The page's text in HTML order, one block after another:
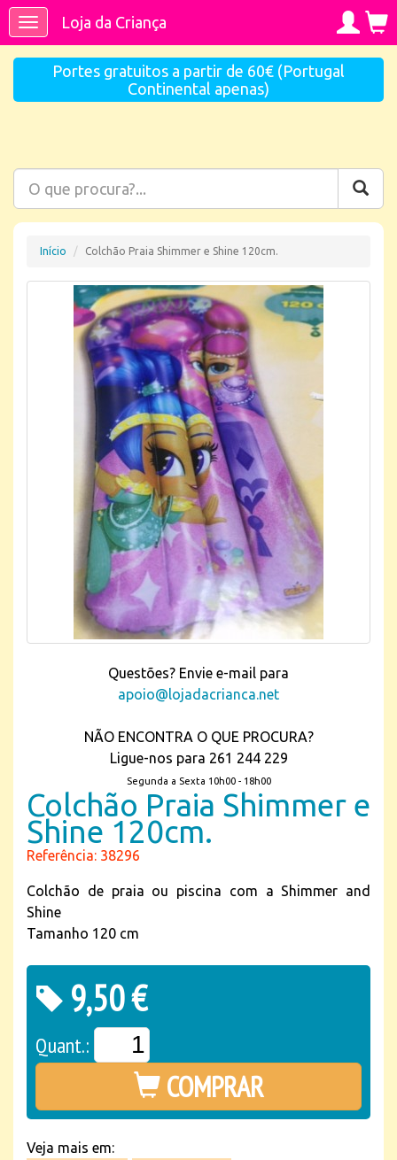
ToggleLoja da Criança
Portes gratuitos a partir de 60€ (Portugal
Continental apenas)
Início Colchão Praia Shimmer e Shine 120cm.
Questões? Envie e-mail para
apoio@lojadacrianca.net
NÃO ENCONTRA O QUE PROCURA?
Ligue-nos para 261 244 229
Segunda a Sexta 10h00 - 18h00
Colchão Praia Shimmer e
Shine 120cm.
Referência: 38296
Colchão de praia ou piscina com a Shimmer and
Shine
Tamanho 120 cm
9,50 €
Quant.:
COMPRAR
Veja mais em: